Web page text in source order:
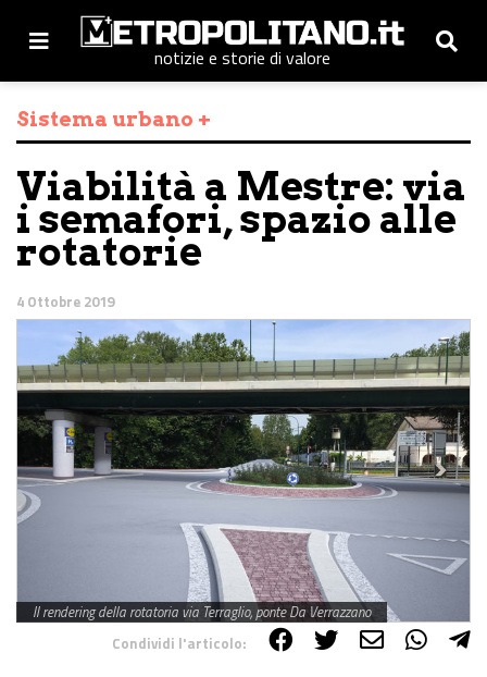
notizie e storie di valore
Sistema urbano +
Viabilità a Mestre: via
i semafori, spazio alle
rotatorie
4 Ottobre 2019
Il rendering della rotatoria via Terraglio, ponte Da Verrazzano
Condividi l'articolo: